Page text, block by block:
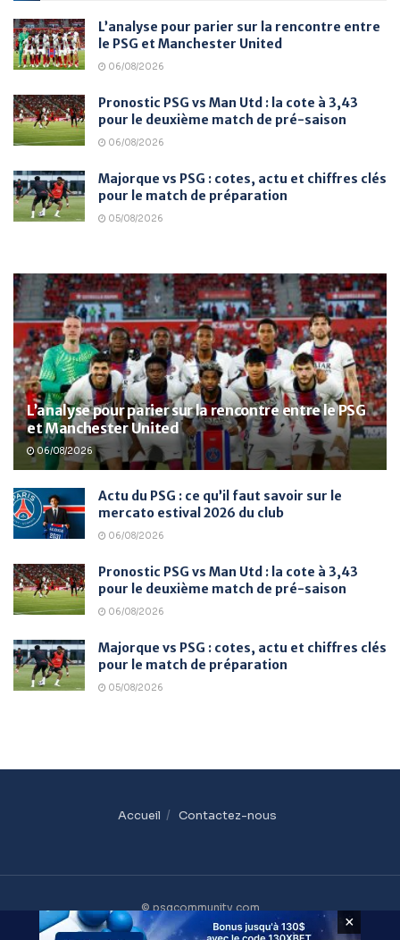
L’analyse pour parier sur la rencontre entre
le PSG et Manchester United
06/08/2026
Pronostic PSG vs Man Utd : la cote à 3,43
pour le deuxième match de pré-saison
06/08/2026
Majorque vs PSG : cotes, actu et chiffres clés
pour le match de préparation
05/08/2026
L’analyse pour parier sur la rencontre entre le PSG
et Manchester United
06/08/2026
Actu du PSG : ce qu’il faut savoir sur le
mercato estival 2026 du club
06/08/2026
Pronostic PSG vs Man Utd : la cote à 3,43
pour le deuxième match de pré-saison
06/08/2026
Majorque vs PSG : cotes, actu et chiffres clés
pour le match de préparation
05/08/2026
Accueil Contactez-nous
© psgcommunity.com
×